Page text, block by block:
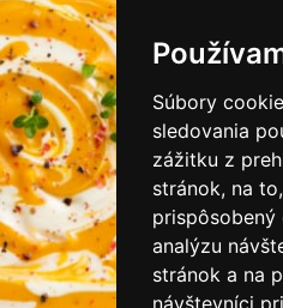
Súbory
sledovania
zážitku z
stránok, na
prispôsobený
analýzu
stránok a na
návštevníciCookies